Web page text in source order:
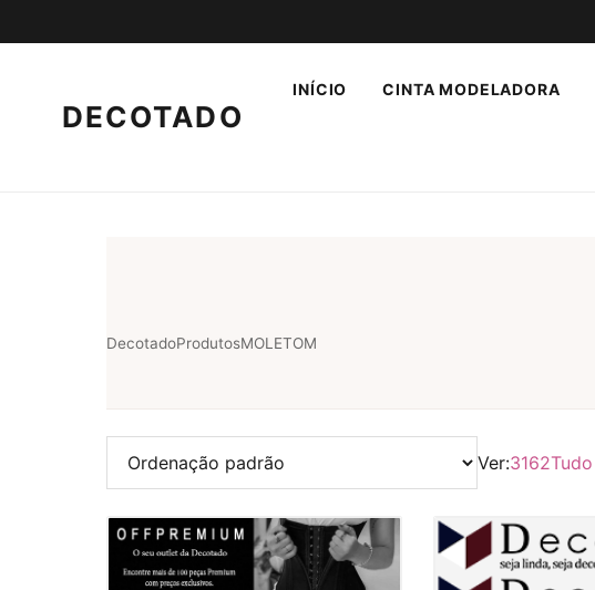
DECOTADO
INÍCIO CINTA MODELADORA
DecotadoProdutosMOLETOM
Ver:3162Tudo